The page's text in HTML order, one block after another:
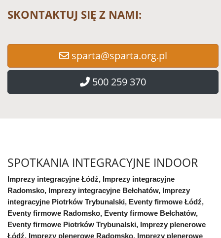
SKONTAKTUJ SIĘ Z NAMI:
sparta@sparta.org.pl
500 259 370
SPOTKANIA INTEGRACYJNE INDOOR
Imprezy integracyjne Łódź, Imprezy integracyjne
Radomsko, Imprezy integracyjne Bełchatów, Imprezy
integracyjne Piotrków Trybunalski, Eventy firmowe Łódź,
Eventy firmowe Radomsko, Eventy firmowe Bełchatów,
Eventy firmowe Piotrków Trybunalski, Imprezy plenerowe
Łódź, Imprezy plenerowe Radomsko, Imprezy plenerowe